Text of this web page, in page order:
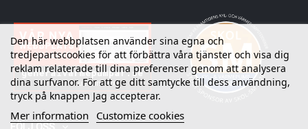
Den här webbplatsen använder sina egna och
tredjepartscookies för att förbättra våra tjänster och visa dig
reklam relaterade till dina preferenser genom att analysera
dina surfvanor. För att ge ditt samtycke till dess användning,
tryck på knappen Jag accepterar.
Mer information Customize cookies